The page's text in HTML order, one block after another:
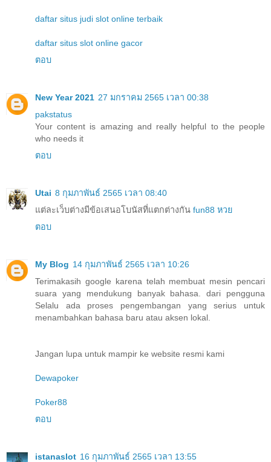
daftar situs judi slot online terbaik
daftar situs slot online gacor
ตอบ
New Year 2021 27 มกราคม 2565 เวลา 00:38
pakstatus
Your content is amazing and really helpful to the people
who needs it
ตอบ
Utai 8 กุมภาพันธ์ 2565 เวลา 08:40
แต่ละเว็บต่างมีข้อเสนอโบนัสที่แตกต่างกัน fun88 หวย
ตอบ
My Blog 14 กุมภาพันธ์ 2565 เวลา 10:26
Terimakasih google karena telah membuat mesin pencari
suara yang mendukung banyak bahasa. dari pengguna
Selalu ada proses pengembangan yang serius untuk
menambahkan bahasa baru atau aksen lokal.
Jangan lupa untuk mampir ke website resmi kami
Dewapoker
Poker88
ตอบ
istanaslot 16 กุมภาพันธ์ 2565 เวลา 13:55